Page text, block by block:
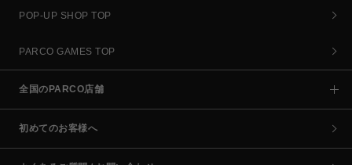
POP-UP SHOP TOP
PARCO GAMES TOP
全国のPARCO店舗
初めてのお客様へ